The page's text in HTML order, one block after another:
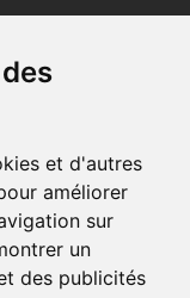
et d'autres
améliorer
sur
un
des publicités
»